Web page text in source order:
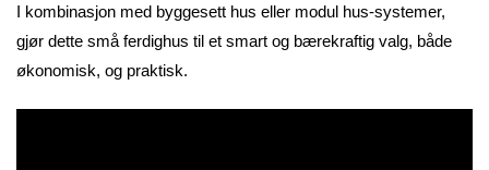
I kombinasjon med byggesett hus eller modul hus-systemer,
gjør dette små ferdighus til et smart og bærekraftig valg, både
økonomisk, og praktisk.